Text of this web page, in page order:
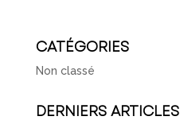
CATÉGORIES
Non classé
DERNIERS ARTICLES